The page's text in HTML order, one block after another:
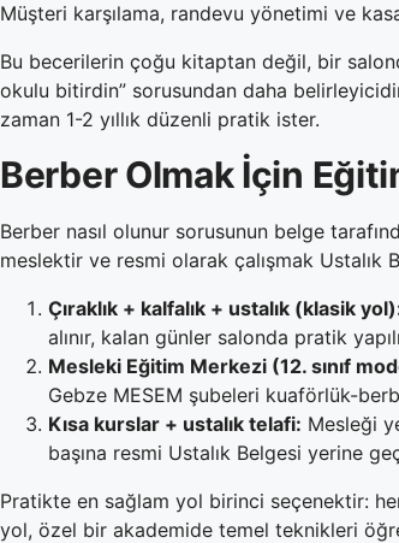
Müşteri karşılama, randevu yönetimi ve
Bu becerilerin çoğu kitaptan değil, bir
okulu bitirdin” sorusundan daha
zaman 1-2 yıllık düzenli pratik ister.
Berber Olmak İçin
Berber nasıl olunur sorusunun belge
meslektir ve resmi olarak çalışmak
Çıraklık + kalfalık + ustalık (klasik
alınır, kalan günler salonda pratik
Mesleki Eğitim Merkezi (12. sınıf
Gebze MESEM şubeleri kuaförlük-
Kısa kurslar + ustalık telafi: Mesleği
başına resmi Ustalık Belgesi yerine
Pratikte en sağlam yol birinci seçenektir:
yol, özel bir akademide temel teknikleri